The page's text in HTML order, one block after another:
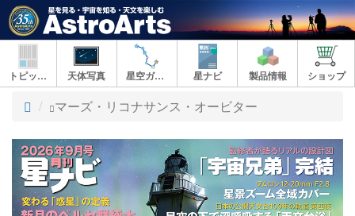
トピックス 天体写真 星空ガイド 星ナビ 製品情報 ショップ
ト
プ
マーズ・リコナサンス・オービター